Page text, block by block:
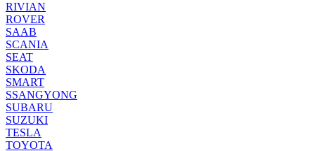
RIVIAN
ROVER
SAAB
SCANIA
SEAT
SKODA
SMART
SSANGYONG
SUBARU
SUZUKI
TESLA
TOYOTA